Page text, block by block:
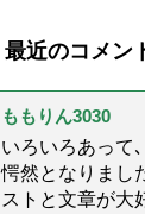
最近のコメン
ももりん3030
いろいろあって
愕然となりまし
ストと文章が